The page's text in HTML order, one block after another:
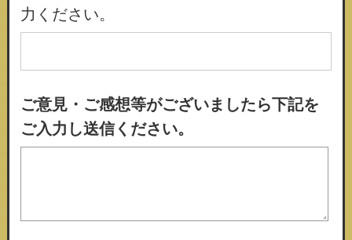
力ください。
ご意見・ご感想等がございましたら下記を
ご入力し送信ください。